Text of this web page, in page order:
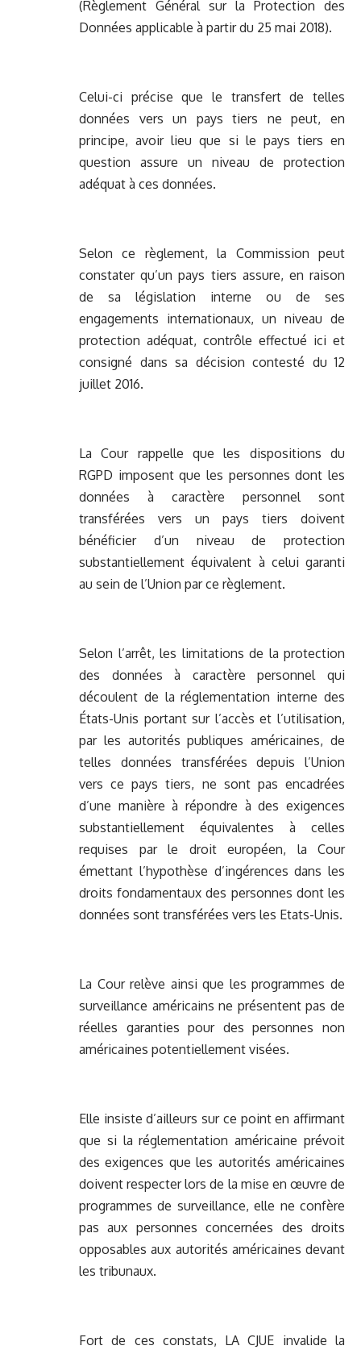
(Règlement Général sur la Protection des
Données applicable à partir du 25 mai 2018).
Celui-ci précise que le transfert de telles
données vers un pays tiers ne peut, en
principe, avoir lieu que si le pays tiers en
question assure un niveau de protection
adéquat à ces données.
Selon ce règlement, la Commission peut
constater qu’un pays tiers assure, en raison
de sa législation interne ou de ses
engagements internationaux, un niveau de
protection adéquat, contrôle effectué ici et
consigné dans sa décision contesté du 12
juillet 2016.
La Cour rappelle que les dispositions du
RGPD imposent que les personnes dont les
données à caractère personnel sont
transférées vers un pays tiers doivent
bénéficier d’un niveau de protection
substantiellement équivalent à celui garanti
au sein de l’Union par ce règlement.
Selon l’arrêt, les limitations de la protection
des données à caractère personnel qui
découlent de la réglementation interne des
États-Unis portant sur l’accès et l’utilisation,
par les autorités publiques américaines, de
telles données transférées depuis l’Union
vers ce pays tiers, ne sont pas encadrées
d’une manière à répondre à des exigences
substantiellement équivalentes à celles
requises par le droit européen, la Cour
émettant l’hypothèse d’ingérences dans les
droits fondamentaux des personnes dont les
données sont transférées vers les Etats-Unis.
La Cour relève ainsi que les programmes de
surveillance américains ne présentent pas de
réelles garanties pour des personnes non
américaines potentiellement visées.
Elle insiste d’ailleurs sur ce point en affirmant
que si la réglementation américaine prévoit
des exigences que les autorités américaines
doivent respecter lors de la mise en œuvre de
programmes de surveillance, elle ne confère
pas aux personnes concernées des droits
opposables aux autorités américaines devant
les tribunaux.
Fort de ces constats, LA CJUE invalide la